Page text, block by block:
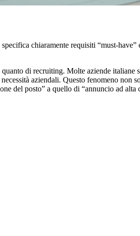
chiaramente requisiti “must-
di recruiting. Molte aziende
aziendali. Questo fenomeno non
del posto” a quello di “annuncio ad